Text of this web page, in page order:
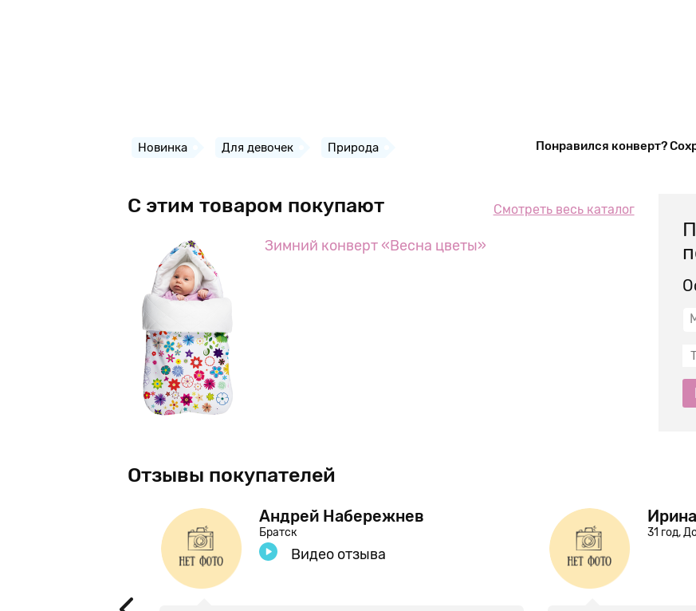
Новинка Для девочек Природа Понравился конверт?
С этим товаром покупают Смотреть весь каталог
Зимний конверт «Весна цветы»
Отзывы покупателей
Андрей Набережнев
Братск
Видео отзыва
Ирина
31 год,